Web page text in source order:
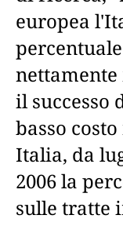
europea
il successo
basso
Italia, da
2006 la
sulle tratte